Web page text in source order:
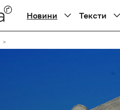
Новини Тексти